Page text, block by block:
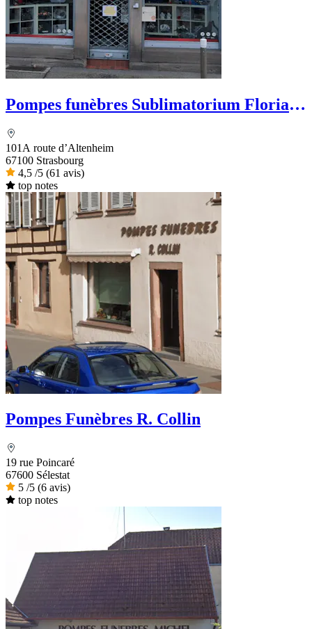
Pompes funèbres Sublimatorium Florian
101A route d’Altenheim
67100 Strasbourg
4,5 /5 (61 avis)
top notes
Pompes Funèbres R. Collin
19 rue Poincaré
67600 Sélestat
5 /5 (6 avis)
top notes